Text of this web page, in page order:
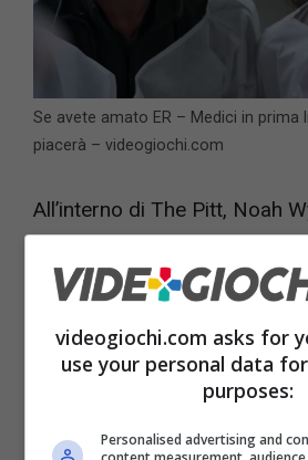
Se avete amato ER – Medici in prima
piacerà – videogiochi.com
All’interno di The Pitt, Noah
dirigere il Pittsburgh Trauma
viste.Per vederlo come si
videogiochi.com asks for
use your personal data
purposes:
Personalised advertising and